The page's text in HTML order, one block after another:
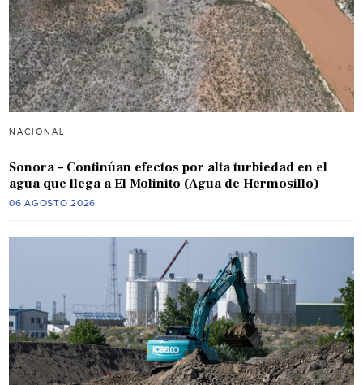
NACIONAL
Sonora – Continúan efectos por alta turbiedad en el
agua que llega a El Molinito (Agua de Hermosillo)
06 AGOSTO 2026